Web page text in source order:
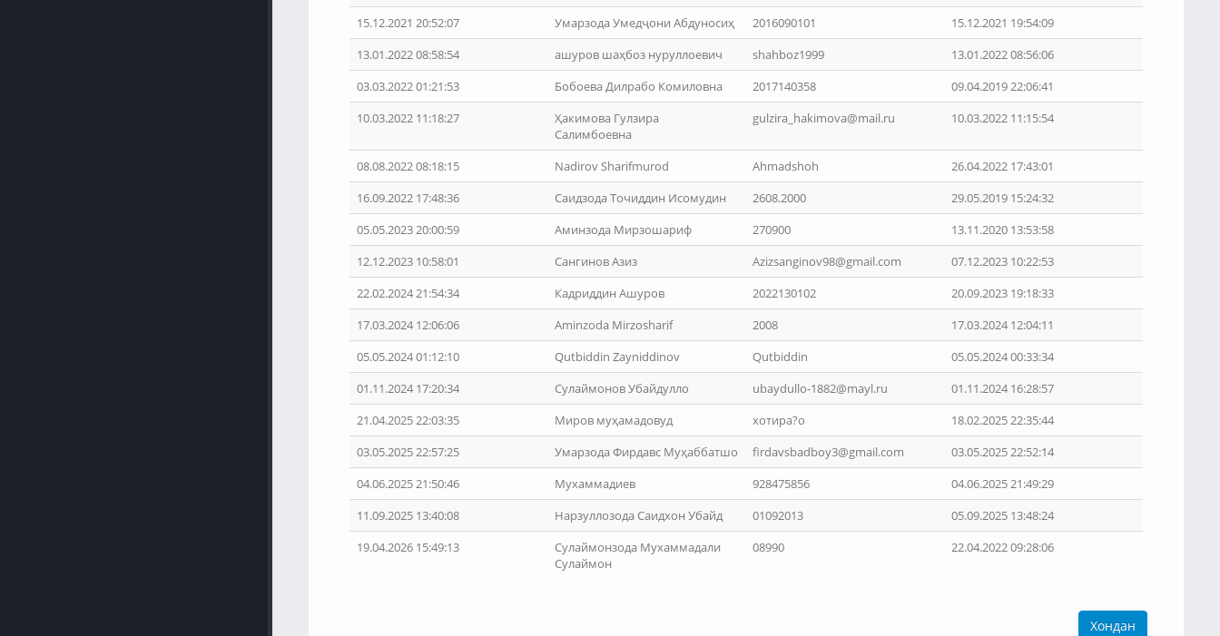
15.12.2021 20:52:07
Умарзода Умедҷони Абдуносиҳ 2016090101
15.12.2021 19:54:09
13.01.2022 08:58:54
ашуров шаҳбоз нуруллоевич shahboz1999
13.01.2022 08:56:06
03.03.2022 01:21:53
Бобоева Дилрабо Комиловна 2017140358
09.04.2019 22:06:41
10.03.2022 11:18:27
Ҳакимова Гулзира
Салимбоевна
gulzira_hakimova@mail.ru 10.03.2022 11:15:54
08.08.2022 08:18:15 Nadirov Sharifmurod Ahmadshoh
26.04.2022 17:43:01
16.09.2022 17:48:36
Саидзода Точиддин Исомудин 2608.2000
29.05.2019 15:24:32
05.05.2023 20:00:59
Аминзода Мирзошариф 270900
13.11.2020 13:53:58
12.12.2023 10:58:01
Сангинов Азиз Azizsanginov98@gmail.com
07.12.2023 10:22:53
22.02.2024 21:54:34
Кадриддин Ашуров 2022130102
20.09.2023 19:18:33
17.03.2024 12:06:06
Aminzoda Mirzosharif 2008
17.03.2024 12:04:11
05.05.2024 01:12:10
Qutbiddin Zayniddinov Qutbiddin
05.05.2024 00:33:34
01.11.2024 17:20:34
Сулаймонов Убайдулло ubaydullo-1882@mayl.ru
01.11.2024 16:28:57
21.04.2025 22:03:35
Миров муҳамадовуд хотира?о
18.02.2025 22:35:44
03.05.2025 22:57:25
Умарзода Фирдавс Муҳаббатшо firdavsbadboy3@gmail.com
03.05.2025 22:52:14
04.06.2025 21:50:46
Мухаммадиев 928475856
04.06.2025 21:49:29
11.09.2025 13:40:08
Нарзуллозода Саидхон Убайд 01092013
05.09.2025 13:48:24
19.04.2026 15:49:13
Cулаймонзода Мухаммадали
Сулаймон
08990 22.04.2022 09:28:06
Хондан